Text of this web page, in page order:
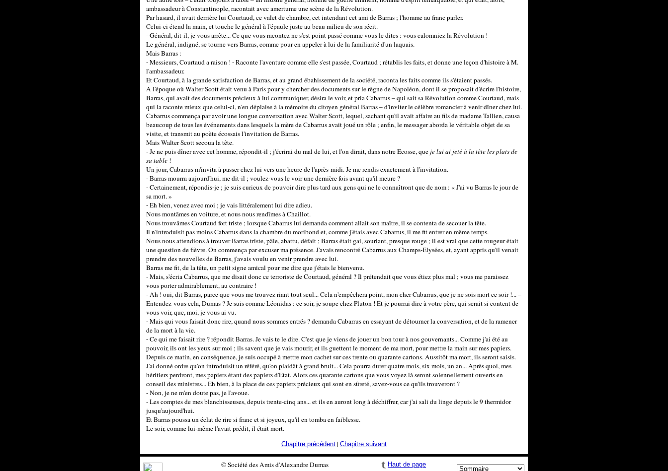
ambassadeur à Constantinople, racontait avec amertume une scène de la Révolution.
Par hasard, il avait derrière lui Courtaud, ce valet de chambre, cet intendant cet ami de Barras ; l'homme au franc parler.
Celui-ci étend la main, et touche le général à l'épaule juste au beau milieu de son récit.
- Général, dit-il, je vous arrête... Ce que vous racontez ne s'est point passé comme vous le dites : vous calomniez la Révolution !
Le général, indigné, se tourne vers Barras, comme pour en appeler à lui de la familiarité d'un laquais.
Mais Barras :
- Messieurs, Courtaud a raison ! - Raconte l'aventure comme elle s'est passée, Courtaud ; rétablis les faits, et donne une leçon d'histoire à M.
l'ambassadeur.
Et Courtaud, à la grande satisfaction de Barras, et au grand ébahissement de la société, raconta les faits comme ils s'étaient passés.
A l'époque où Walter Scott était venu à Paris pour y chercher des documents sur le règne de Napoléon, dont il se proposait d'écrire l'histoire,
Barras, qui avait des documents précieux à lui communiquer, désira le voir, et pria Cabarrus – qui sait sa Révolution comme Courtaud, mais
qui la raconte mieux que celui-ci, n'en déplaise à la mémoire du citoyen général Barras – d'inviter le célèbre romancier à venir dîner chez lui.
Cabarrus commença par avoir une longue conversation avec Walter Scott, lequel, sachant qu'il avait affaire au fils de madame Tallien, causa
beaucoup de tous les événements dans lesquels la mère de Cabarrus avait joué un rôle ; enfin, le messager aborda le véritable objet de sa
visite, et transmit au poète écossais l'invitation de Barras.
Mais Walter Scott secoua la tête.
- Je ne puis dîner avec cet homme, répondit-il ; j'écrirai du mal de lui, et l'on dirait, dans notre Ecosse, que je lui ai jeté à la tête les plats de
sa table !
Un jour, Cabarrus m'invita à passer chez lui vers une heure de l'après-midi. Je me rendis exactement à l'invitation.
- Barras mourra aujourd'hui, me dit-il ; voulez-vous le voir une dernière fois avant qu'il meure ?
- Certainement, répondis-je ; je suis curieux de pouvoir dire plus tard aux gens qui ne le connaîtront que de nom : « J'ai vu Barras le jour de
sa mort. »
- Eh bien, venez avec moi ; je vais littéralement lui dire adieu.
Nous montâmes en voiture, et nous nous rendîmes à Chaillot.
Nous trouvâmes Courtaud fort triste ; lorsque Cabarrus lui demanda comment allait son maître, il se contenta de secouer la tête.
Il n'introduisit pas moins Cabarrus dans la chambre du moribond et, comme j'étais avec Cabarrus, il me fit entrer en même temps.
Nous nous attendions à trouver Barras triste, pâle, abattu, défait ; Barras était gai, souriant, presque rouge ; il est vrai que cette rougeur était
une question de fièvre. On commença par excuser ma présence. J'avais rencontré Cabarrus aux Champs-Elysées, et, ayant appris qu'il venait
prendre des nouvelles de Barras, j'avais voulu en venir prendre avec lui.
Barras me fit, de la tête, un petit signe amical pour me dire que j'étais le bienvenu.
- Mais, s'écria Cabarrus, que me disait donc ce terroriste de Courtaud, général ? Il prétendait que vous étiez plus mal ; vous me paraissez
vous porter admirablement, au contraire !
- Ah ! oui, dit Barras, parce que vous me trouvez riant tout seul... Cela n'empêchera point, mon cher Cabarrus, que je ne sois mort ce soir !... –
Entendez-vous cela, Dumas ? Je suis comme Léonidas : ce soir, je soupe chez Pluton ! Et je pourrai dire à votre père, qui serait si content de
vous voir, que, moi, je vous ai vu.
- Mais qui vous faisait donc rire, quand nous sommes entrés ? demanda Cabarrus en essayant de détourner la conversation, et de la ramener
de la mort à la vie.
- Ce qui me faisait rire ? répondit Barras. Je vais te le dire. C'est que je viens de jouer un bon tour à nos gouvernants... Comme j'ai été au
pouvoir, ils ont les yeux sur moi ; ils savent que je vais mourir, et ils guettent le moment de ma mort, pour mettre la main sur mes papiers.
Depuis ce matin, en conséquence, je suis occupé à mettre mon cachet sur ces trente ou quarante cartons. Aussitôt ma mort, ils seront saisis.
J'ai donné ordre qu'on introduisit un référé, qu'on plaidât à grand bruit... Cela pourra durer quatre mois, six mois, un an... Après quoi, mes
héritiers perdront, mes papiers étant des papiers d'Etat. Alors ces quarante cartons que vous voyez là seront solennellement ouverts en
conseil des ministres... Eh bien, à la place de ces papiers précieux qui sont en sûreté, savez-vous ce qu'ils trouveront ?
- Non, je ne m'en doute pas, je l'avoue.
- Les comptes de mes blanchisseuses, depuis trente-cinq ans... et ils en auront long à déchiffrer, car j'ai sali du linge depuis le 9 thermidor
jusqu'aujourd'hui.
Et Barras poussa un éclat de rire si franc et si joyeux, qu'il en tomba en faiblesse.
Le soir, comme lui-même l'avait prédit, il était mort.
Chapitre précédent | Chapitre suivant
© Société des Amis d'Alexandre Dumas
Haut de page